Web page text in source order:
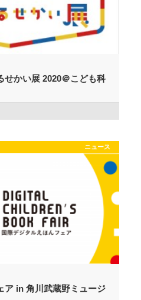
せかい展 2020＠こども科
ニュース
ア in 角川武蔵野ミュージ